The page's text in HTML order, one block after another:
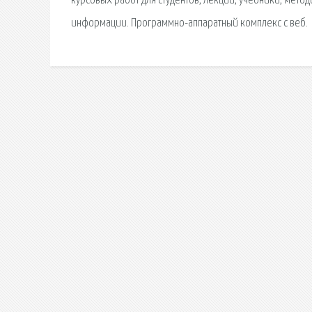
информации. Программно-аппаратный комплекс с веб.